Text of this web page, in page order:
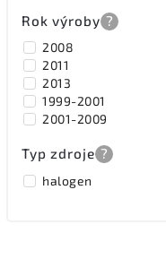
Rok výroby ?
2008
2011
2013
1999-2001
2001-2009
Typ zdroje ?
halogen